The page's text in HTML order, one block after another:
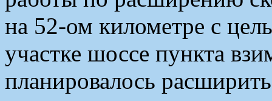
на 52-ом километре с
участке шоссе пункта
планировалось